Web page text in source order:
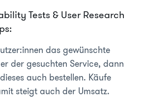
Tests & User Research
das gewünschte
der gesuchten Service, dann
auch bestellen. Käufe
steigt auch der Umsatz.